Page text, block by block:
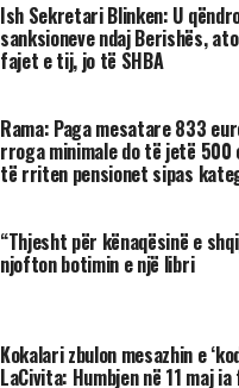
Ish Sekretari Blinken: U
sanksioneve ndaj Berishës,
fajet e tij, jo të SHBA
Rama: Paga mesatare 833
rroga minimale do të jetë 500
të rriten pensionet sipas
“Thjesht për kënaqësinë e
njofton botimin e një libri
Kokalari zbulon mesazhin e
LaCivita: Humbjen në 11 maj